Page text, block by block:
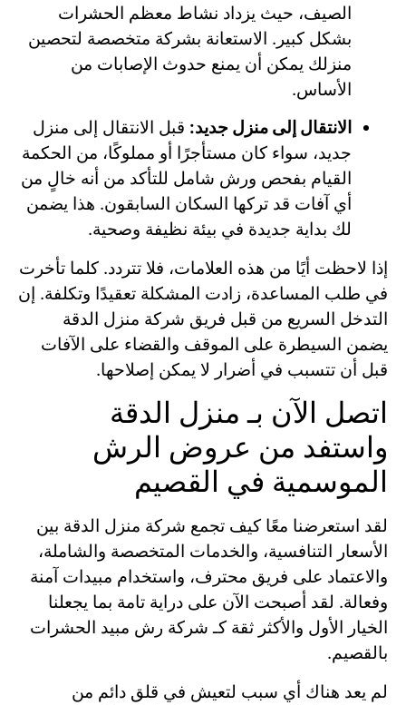
الصيف، حيث يزداد نشاط معظم الحشرات
بشكل كبير. الاستعانة بشركة متخصصة لتحصين
منزلك يمكن أن يمنع حدوث الإصابات من
الأساس.
الانتقال إلى منزل جديد: قبل الانتقال إلى منزل
جديد، سواء كان مستأجرًا أو مملوكًا، من الحكمة
القيام بفحص ورش شامل للتأكد من أنه خالٍ من
أي آفات قد تركها السكان السابقون. هذا يضمن
لك بداية جديدة في بيئة نظيفة وصحية.
إذا لاحظت أيًا من هذه العلامات، فلا تتردد. كلما تأخرت
في طلب المساعدة، زادت المشكلة تعقيدًا وتكلفة. إن
التدخل السريع من قبل فريق شركة منزل الدقة
يضمن السيطرة على الموقف والقضاء على الآفات
قبل أن تتسبب في أضرار لا يمكن إصلاحها.
اتصل الآن بـ منزل الدقة
واستفد من عروض الرش
الموسمية في القصيم
لقد استعرضنا معًا كيف تجمع شركة منزل الدقة بين
الأسعار التنافسية، والخدمات المتخصصة والشاملة،
والاعتماد على فريق محترف، واستخدام مبيدات آمنة
وفعالة. لقد أصبحت الآن على دراية تامة بما يجعلنا
الخيار الأول والأكثر ثقة كـ شركة رش مبيد الحشرات
بالقصيم.
لم يعد هناك أي سبب لتعيش في قلق دائم من